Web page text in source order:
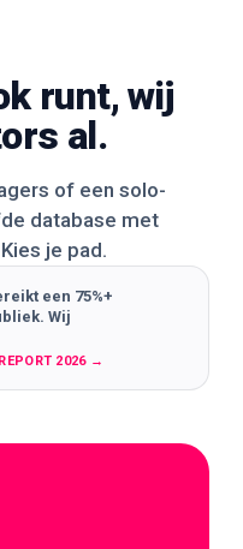
runt, wij
al.
of een solo-
database met
je pad.
een 75%+
Wij
2026→